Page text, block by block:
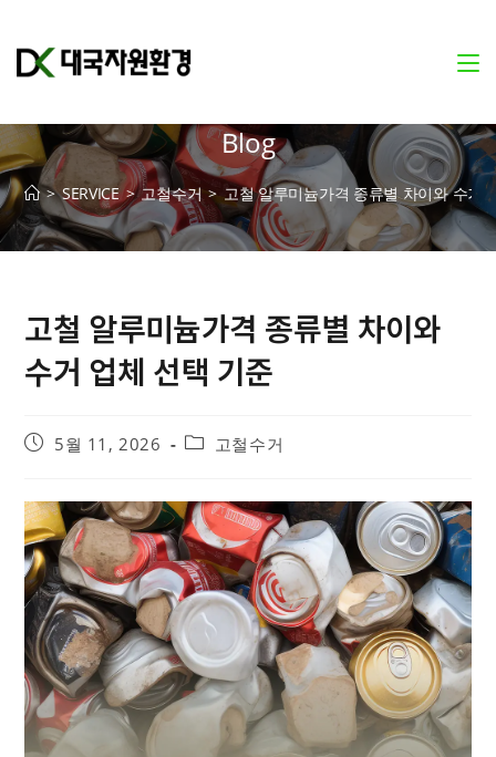
Blog
> SERVICE > 고철수거 > 고철 알루미늄가격 종류별 차이와 수거
고철 알루미늄가격 종류별 차이와
수거 업체 선택 기준
5월 11, 2026 고철수거